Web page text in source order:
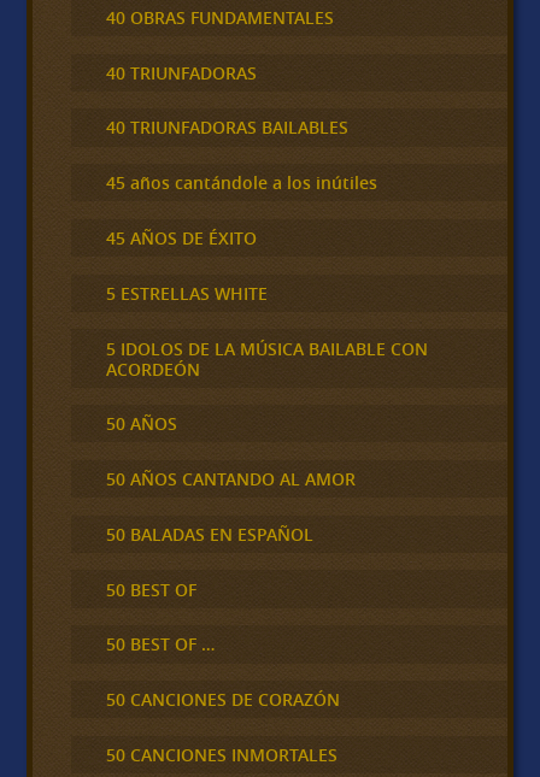
40 OBRAS FUNDAMENTALES
40 TRIUNFADORAS
40 TRIUNFADORAS BAILABLES
45 años cantándole a los inútiles
45 AÑOS DE ÉXITO
5 ESTRELLAS WHITE
5 IDOLOS DE LA MÚSICA BAILABLE CON
ACORDEÓN
50 AÑOS
50 AÑOS CANTANDO AL AMOR
50 BALADAS EN ESPAÑOL
50 BEST OF
50 BEST OF …
50 CANCIONES DE CORAZÓN
50 CANCIONES INMORTALES